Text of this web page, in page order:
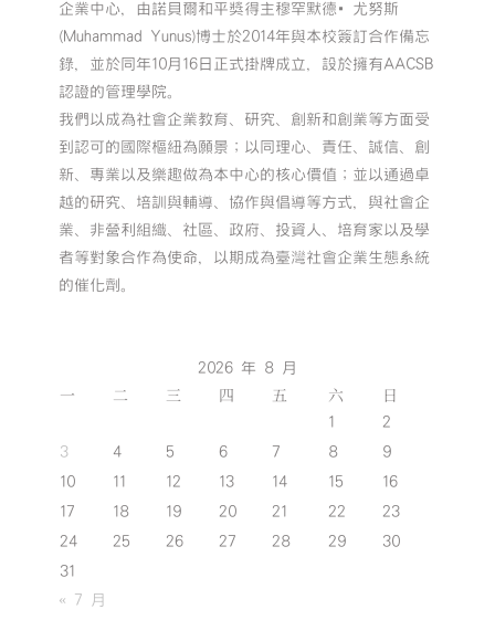
企業中心，由諾貝爾和平獎得主穆罕默德•尤努斯
(Muhammad Yunus)博士於2014年與本校簽訂合作備忘
錄，並於同年10月16日正式掛牌成立，設於擁有AACSB
認證的管理學院。
我們以成為社會企業教育、研究、創新和創業等方面受
到認可的國際樞紐為願景；以同理心、責任、誠信、創
新、專業以及樂趣做為本中心的核心價值；並以通過卓
越的研究、培訓與輔導、協作與倡導等方式，與社會企
業、非營利組織、社區、政府、投資人、培育家以及學
者等對象合作為使命，以期成為臺灣社會企業生態系統
的催化劑。
2026 年 8 月
一 二 三 四 五 六 日
1
2
3
4 5 6 7 8
9
10
11 12 13 14 15
16
17
18 19 20 21 22
23
24
25 26 27 28 29
30
31
« 7 月